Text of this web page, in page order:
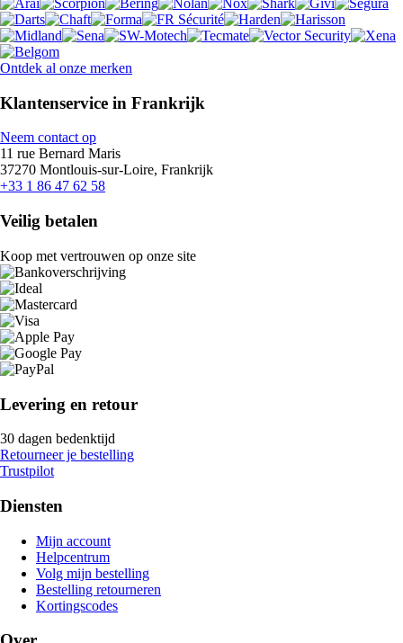
Ontdek al onze merken
Klantenservice in Frankrijk
Neem contact op
11 rue Bernard Maris
37270 Montlouis-sur-Loire, Frankrijk
+33 1 86 47 62 58
Veilig betalen
Koop met vertrouwen op onze site
Levering en retour
30 dagen bedenktijd
Retourneer je bestelling
Trustpilot
Diensten
Mijn account
Helpcentrum
Volg mijn bestelling
Bestelling retourneren
Kortingscodes